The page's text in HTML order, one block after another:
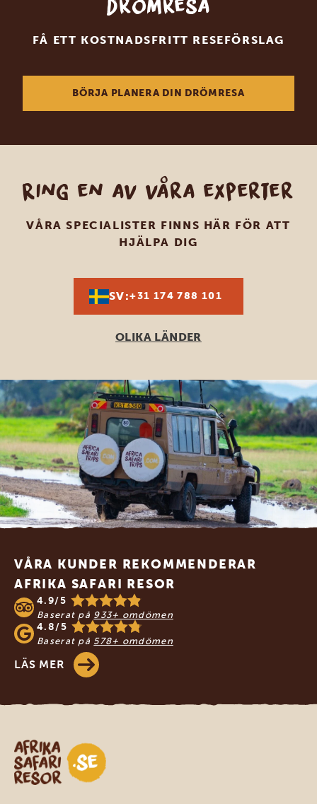
FÅ ETT KOSTNADSFRITT RESEFÖRSLAG
BÖRJA PLANERA DIN DRÖMRESA
Ring en av våra experter
VÅRA SPECIALISTER FINNS HÄR FÖR ATT
HJÄLPA DIG
SV:+31 174 788 101
OLIKA LÄNDER
VÅRA KUNDER REKOMMENDERAR
AFRIKA SAFARI RESOR
4.9/5
Baserat på 933+ omdömen
4.8/5
Baserat på 578+ omdömen
LÄS MER
Safari-resor i Afrika